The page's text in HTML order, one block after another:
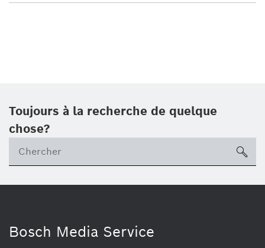
Toujours à la recherche de quelque
chose?
Bosch Media Service